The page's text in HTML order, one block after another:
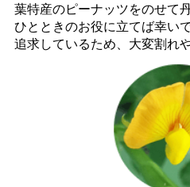
葉特産のピーナッツをのせて
ひとときのお役に立てば幸い
追求しているため、大変割れ